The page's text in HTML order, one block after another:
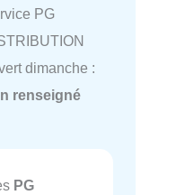
PG
dimanche :
renseigné
PG